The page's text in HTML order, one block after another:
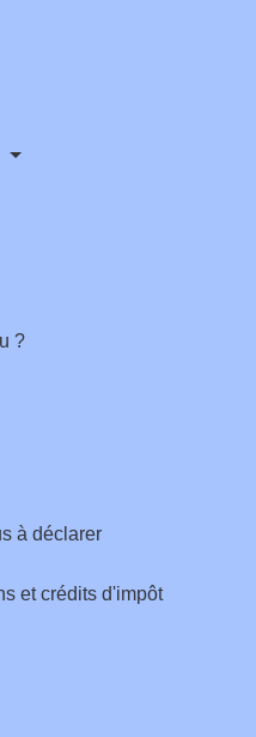
?
à déclarer
et crédits d'impôt